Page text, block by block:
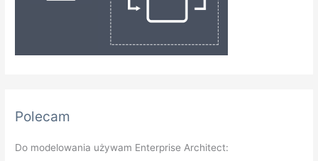
Polecam
Do modelowania używam Enterprise Architect: